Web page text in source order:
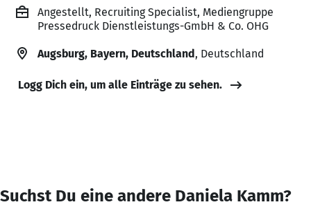
Angestellt, Recruiting Specialist, Mediengruppe
Pressedruck Dienstleistungs-GmbH & Co. OHG
Augsburg, Bayern, Deutschland, Deutschland
Logg Dich ein, um alle Einträge zu sehen.
Suchst Du eine andere Daniela Kamm?